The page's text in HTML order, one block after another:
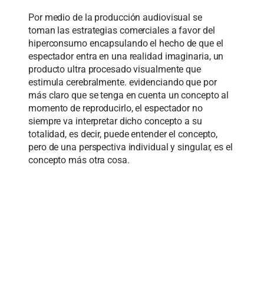
Por medio de la producción audiovisual se
toman las estrategiascomercial es a favor del
hiperconsumo encapsul andoel hecho de que el
espectador entra en una realidad imaginaria, un
producto ultra procesado visualmente que
estimula cerebralmente. evidenciando que por
más claro que se tenga en cuenta un concepto al
momento de reproducirlo, el espectador no
siempre va interpretar dicho concepto a su
totalidad, es decir, puede entender el concepto,
pero de una perspectiva individual y singular, es el
concepto másotra cosa.